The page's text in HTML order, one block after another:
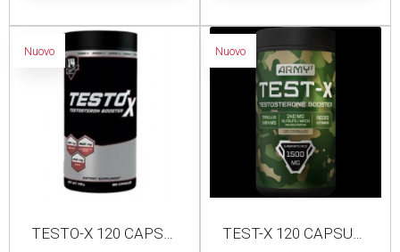
TESTO-X 120 CAPSULES
Nuovo
TEST-X 120 CAPSULES
Nuovo